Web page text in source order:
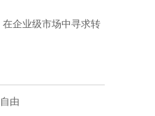
企业级市场中寻求转
由